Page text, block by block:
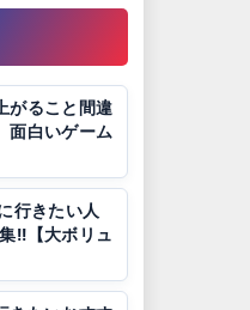
がること間違
面白いゲーム
行きたい人
!!【大ボリュ